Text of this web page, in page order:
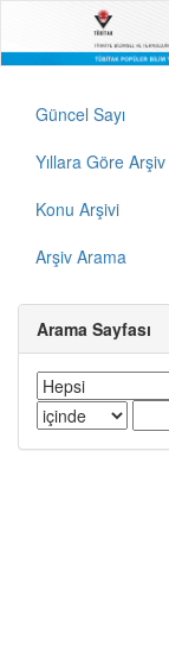
Güncel Sayı
Yıllara Göre Arşiv
Konu Arşivi
Arşiv Arama
Arama Sayfası